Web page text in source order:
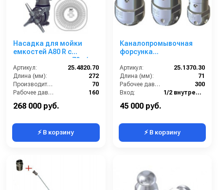
Насадка для мойки
емкостей А80 R с
гидроприводом; 70 л/
мин; 160 бар; 90 град.
(нерж). вход 3/4г
Артикул:
25.4820.70
Длина (мм):
272
Производительность (л/мин):
70
Рабочее давление (бар):
160
268 000 руб.
⚡ В корзину
Каналопромывочная
форсунка
стали для промывки
канализации, размер
30, вход 1/2г
Артикул:
25.1370.30
Длина (мм):
71
Рабочее давление (бар):
300
Вход:
1/2 внутренняя резьба
45 000 руб.
⚡ В корзину